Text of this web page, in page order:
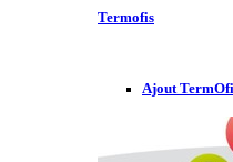
Termofis
Ajout